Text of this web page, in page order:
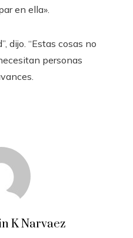
en ella».
dijo. “Estas cosas no
personas
K Narvaez